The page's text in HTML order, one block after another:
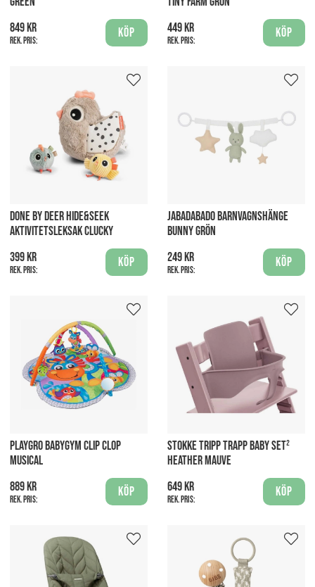
849 kr
Rek. pris:
Köp
449 kr
Rek. pris:
Köp
DONE BY DEER HIDE&SEEK
AKTIVITETSLEKSAK CLUCKY
399 kr
Rek. pris:
Köp
JABADABADO BARNVAGNSHÄNGE
BUNNY GRÖN
249 kr
Rek. pris:
Köp
PLAYGRO BABYGYM CLIP CLOP
MUSICAL
889 kr
Rek. pris:
Köp
STOKKE TRIPP TRAPP BABY SET²
HEATHER MAUVE
649 kr
Rek. pris:
Köp